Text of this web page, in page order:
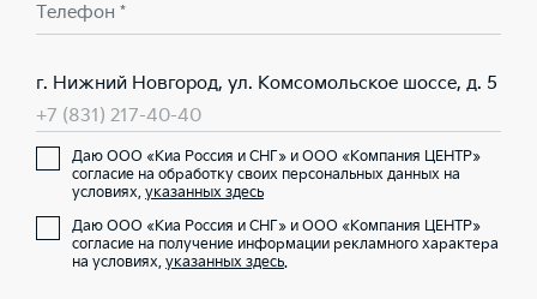
Телефон *
г. Нижний Новгород, ул. Комсомольское шоссе, д. 5
+7 (831) 217-40-40
Даю ООО «Киа Россия и СНГ» и ООО «Компания ЦЕНТР»
согласие на обработку своих персональных данных на
условиях, указанных здесь
Даю ООО «Киа Россия и СНГ» и ООО «Компания ЦЕНТР»
согласие на получение информации рекламного характера
на условиях, указанных здесь.